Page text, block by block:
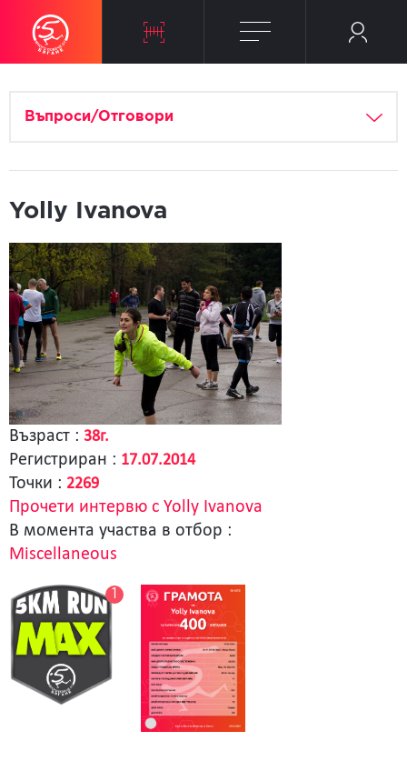
Въпроси/Отговори
Yolly Ivanova
Възраст : 38г.
Регистриран : 17.07.2014
Точки : 2269
Прочети интервю с Yolly Ivanova
В момента участва в отбор :
Miscellaneous